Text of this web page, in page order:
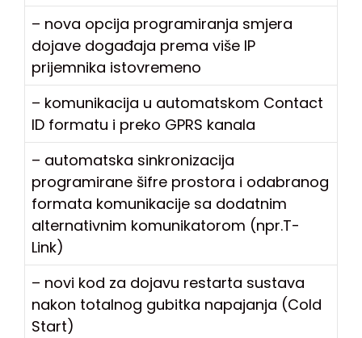
– nova opcija programiranja smjera
dojave događaja prema više IP
prijemnika istovremeno
– komunikacija u automatskom Contact
ID formatu i preko GPRS kanala
– automatska sinkronizacija
programirane šifre prostora i odabranog
formata komunikacije sa dodatnim
alternativnim komunikatorom (npr.T-
Link)
– novi kod za dojavu restarta sustava
nakon totalnog gubitka napajanja (Cold
Start)